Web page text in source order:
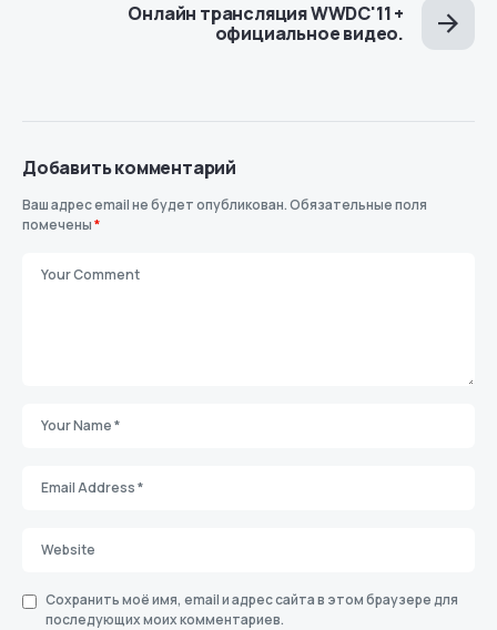
Онлайн трансляция WWDC'11 +
официальное видео.
Добавить комментарий
Ваш адрес email не будет опубликован.Обязательные поля
помечены*
Сохранить моё имя, email и адрес сайта в этом браузере для
последующих моих комментариев.